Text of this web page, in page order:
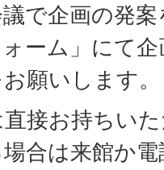
で企画の発
ーム」にて
願いします。
接お持ちい
合は来館か